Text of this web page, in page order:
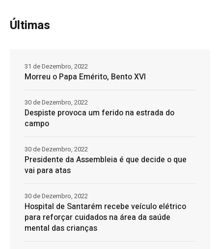
Últimas
Morreu o Papa Emérito, Bento XVI
31 de Dezembro, 2022
Despiste provoca um ferido na estrada do
campo
30 de Dezembro, 2022
Presidente da Assembleia é que decide o que
vai para atas
30 de Dezembro, 2022
Hospital de Santarém recebe veículo elétrico
para reforçar cuidados na área da saúde
mental das crianças
30 de Dezembro, 2022